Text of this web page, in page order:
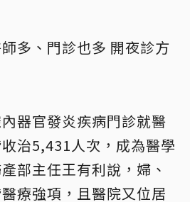
多、門診也多 開夜診方
器官發炎疾病門診就醫
治5,431人次，成為醫學
部主任王有利說，婦、
療強項，且醫院又位居